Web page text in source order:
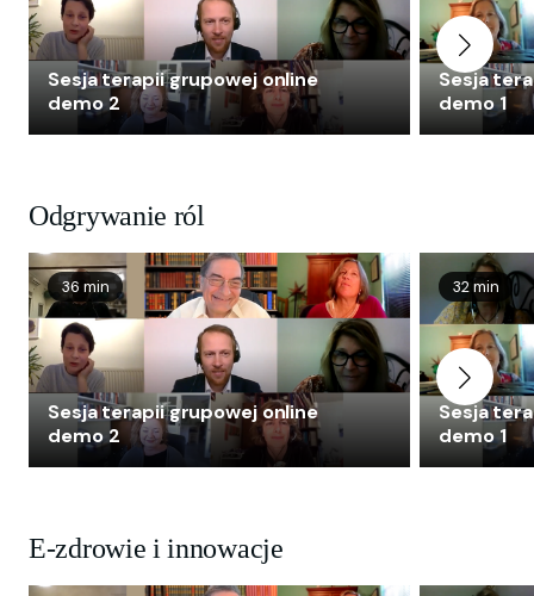
kilka nagród, w tym nagrodę Harold Bernard Group
Psychotherapy Training Award oraz nagrodę Ann
Alonso Award za osiągnięcia w psychodynamicznej
terapii grupowej.
Sesja terapii grupowej online
demo 2
Sesja
demo 1
Odgrywanie ról
36 min
Sesja terapii grupowej online
demo 2
32 min
Sesja
demo 1
E-zdrowie i innowacje